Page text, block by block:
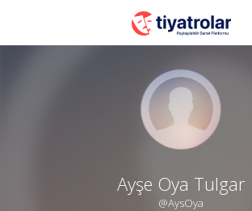
Ayşe Oya Tulgar
@AysOya